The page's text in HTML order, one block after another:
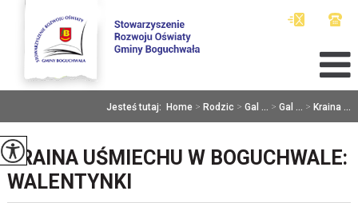
Jesteś tutaj: Home > Rodzic > Gal ... > Gal ... > Kraina ...
KRAINA UŚMIECHU W BOGUCHWALE:
WALENTYNKI